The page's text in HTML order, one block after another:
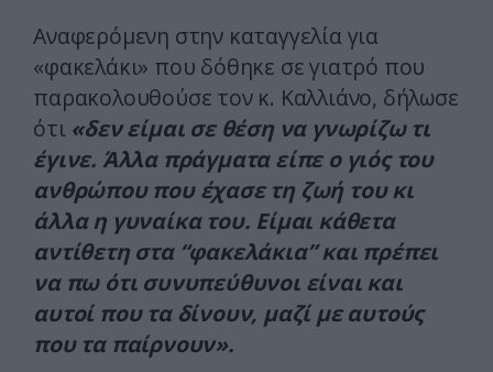
Αναφερόμενη στην καταγγελία για
«φακελάκι» που δόθηκε σε γιατρό που
παρακολουθούσε τον κ. Καλλιάνο, δήλωσε
ότι «δεν είμαι σε θέση να γνωρίζω τι
έγινε. Άλλα πράγματα είπε ο γιός του
ανθρώπου που έχασε τη ζωή του κι
άλλα η γυναίκα του. Είμαι κάθετα
αντίθετη στα “φακελάκια” και πρέπει
να πω ότι συνυπεύθυνοι είναι και
αυτοί που τα δίνουν, μαζί με αυτούς
που τα παίρνουν».